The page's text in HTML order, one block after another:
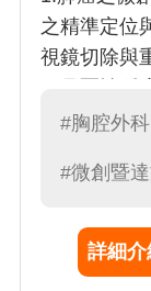
之精準定位
視鏡切除與
定、胸部創
弛緩不能、
#胸腔外科
#微創暨
詳細介